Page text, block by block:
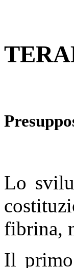
Lo
fibrina,
Il primo